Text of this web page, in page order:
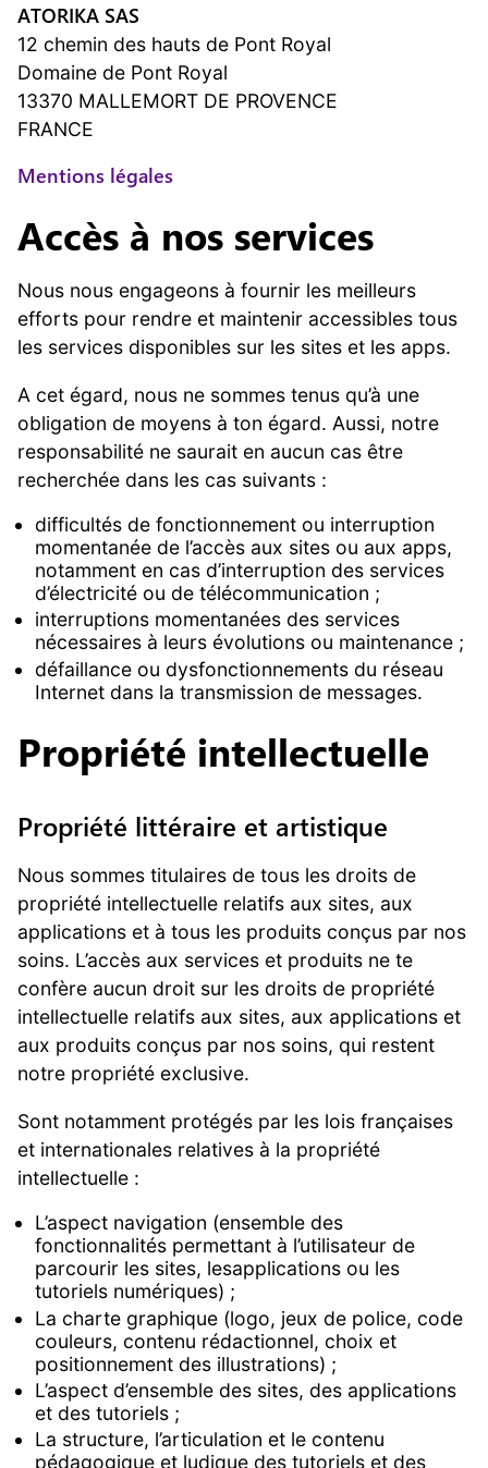
ATORIKA SAS
12 chemin des hauts de Pont Royal
Domaine de Pont Royal
13370 MALLEMORT DE PROVENCE
FRANCE
Mentions légales
Accès à nos services
Nous nous engageons à fournir les meilleurs
efforts pour rendre et maintenir accessibles tous
les services disponibles sur les sites et les apps.
A cet égard, nous ne sommes tenus qu’à une
obligation de moyens à ton égard. Aussi, notre
responsabilité ne saurait en aucun cas être
recherchée dans les cas suivants :
difficultés de fonctionnement ou interruption
momentanée de l’accès aux sites ou aux apps,
notamment en cas d’interruption des services
d’électricité ou de télécommunication ;
interruptions momentanées des services
nécessaires à leurs évolutions ou maintenance ;
défaillance ou dysfonctionnements du réseau
Internet dans la transmission de messages.
Propriété intellectuelle
Propriété littéraire et artistique
Nous sommes titulaires de tous les droits de
propriété intellectuelle relatifs aux sites, aux
applications et à tous les produits conçus par nos
soins. L’accès aux services et produits ne te
confère aucun droit sur les droits de propriété
intellectuelle relatifs aux sites, aux applications et
aux produits conçus par nos soins, qui restent
notre propriété exclusive.
Sont notamment protégés par les lois françaises
et internationales relatives à la propriété
intellectuelle :
L’aspect navigation (ensemble des
fonctionnalités permettant à l’utilisateur de
parcourir les sites, lesapplications ou les
tutoriels numériques) ;
La charte graphique (logo, jeux de police, code
couleurs, contenu rédactionnel, choix et
positionnement des illustrations) ;
L’aspect d’ensemble des sites, des applications
et des tutoriels ;
La structure, l’articulation et le contenu
pédagogique et ludique des tutoriels et des